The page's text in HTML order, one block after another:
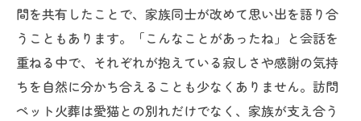
間を共有したことで、家族同士が改めて思い出を語り合
うこともあります。「こんなことがあったね」と会話を
重ねる中で、それぞれが抱えている寂しさや感謝の気持
ちを自然に分かち合えることも少なくありません。訪問
ペット火葬は愛猫との別れだけでなく、家族が支え合う